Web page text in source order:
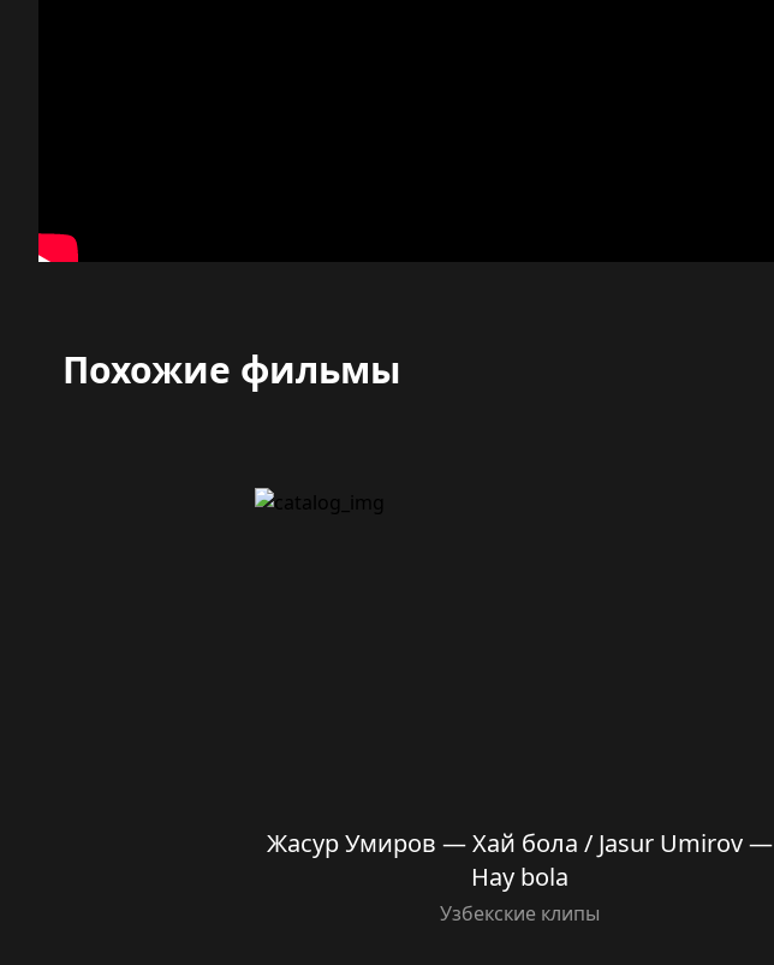
Похожие фильмы
Жасур Умиров — Хай бола / Jasur Umirov —
Hay bola
Узбекские клипы